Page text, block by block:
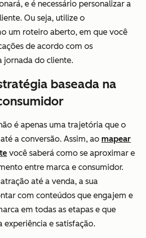
e é necessário personalizar a
Ou seja, utilize o
um roteiro aberto, em que você
de acordo com os
jornada do cliente.
baseada na
é apenas uma trajetória que o
a conversão. Assim, ao mapear
você saberá como se aproximar e
entre marca e consumidor.
até a venda, a sua
com conteúdos que engajem e
em todas as etapas e que
experiência e satisfação.